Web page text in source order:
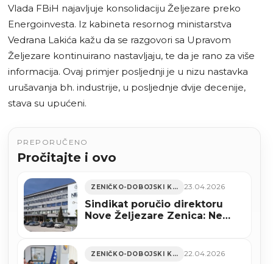
Vlada FBiH najavljuje konsolidaciju Željezare preko
Energoinvesta. Iz kabineta resornog ministarstva
Vedrana Lakića kažu da se razgovori sa Upravom
Željezare kontinuirano nastavljaju, te da je rano za više
informacija. Ovaj primjer posljednji je u nizu nastavka
urušavanja bh. industrije, u posljednje dvije decenije,
stava su upućeni.
PREPORUČENO
Pročitajte i ovo
ZENIČKO-DOBOJSKI KANTON 23.04.2026
Sindikat poručio direktoru
Nove Željezare Zenica: Ne
ZENIČKO-DOBOJSKI KANTON 22.04.2026